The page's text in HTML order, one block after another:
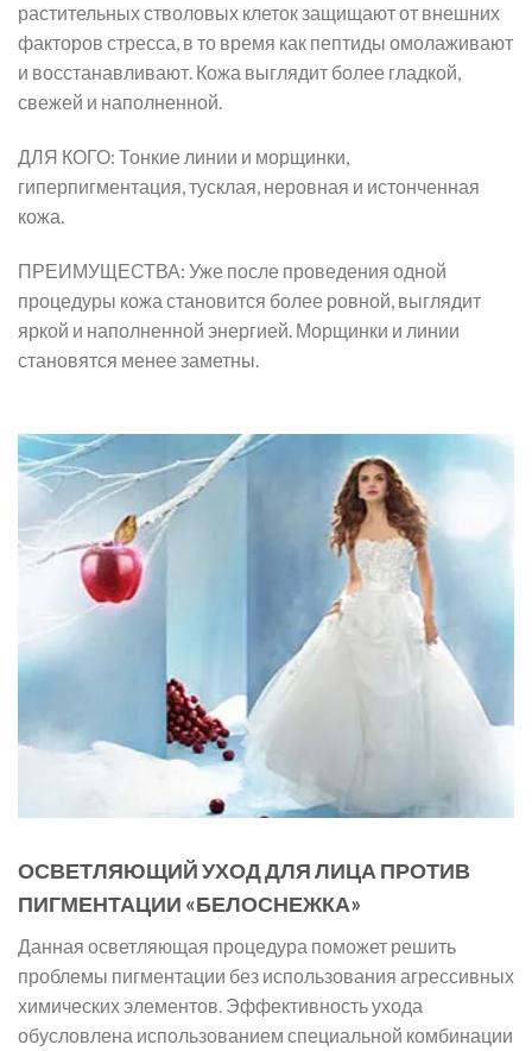
растительных стволовых клеток защищают от внешних
факторов стресса, в то время как пептиды омолаживают
и восстанавливают. Кожа выглядит более гладкой,
свежей и наполненной.
ДЛЯ КОГО: Тонкие линии и морщинки,
гиперпигментация, тусклая, неровная и истонченная
кожа.
ПРЕИМУЩЕСТВА: Уже после проведения одной
процедуры кожа становится более ровной, выглядит
яркой и наполненной энергией. Морщинки и линии
становятся менее заметны.
ОСВЕТЛЯЮЩИЙ УХОД ДЛЯ ЛИЦА ПРОТИВ
ПИГМЕНТАЦИИ «БЕЛОСНЕЖКА»
Данная осветляющая процедура поможет решить
проблемы пигментации без использования агрессивных
химических элементов. Эффективность ухода
обусловлена использованием специальной комбинации